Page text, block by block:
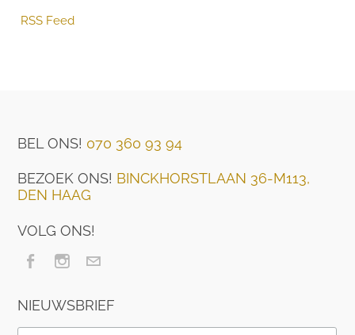
RSS Feed
BEL ONS! 070 360 93 94
BEZOEK ONS! BINCKHORSTLAAN 36-M113,
DEN HAAG
VOLG ONS!
NIEUWSBRIEF